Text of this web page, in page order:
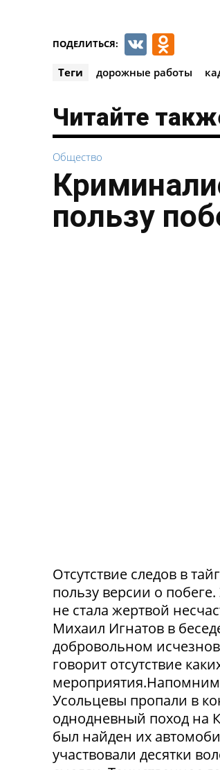
ПОДЕЛИТЬСЯ: VK
Теги дорожные работы
Читайте
Общество
пользу
Отсутствие следов в
пользу версии о
не стала жертвой
Михаил Игнатов в
добровольном
говорит отсутствие
Усольцевы пропали в
однодневный поход на
был найден их
участвовали десятки